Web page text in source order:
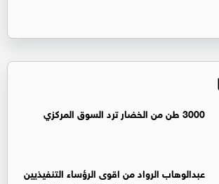
3000 طن من الخضار ترد السوق المركزي
عبدالوهاب الرواد من اقوى الرؤساء التنفيذيين